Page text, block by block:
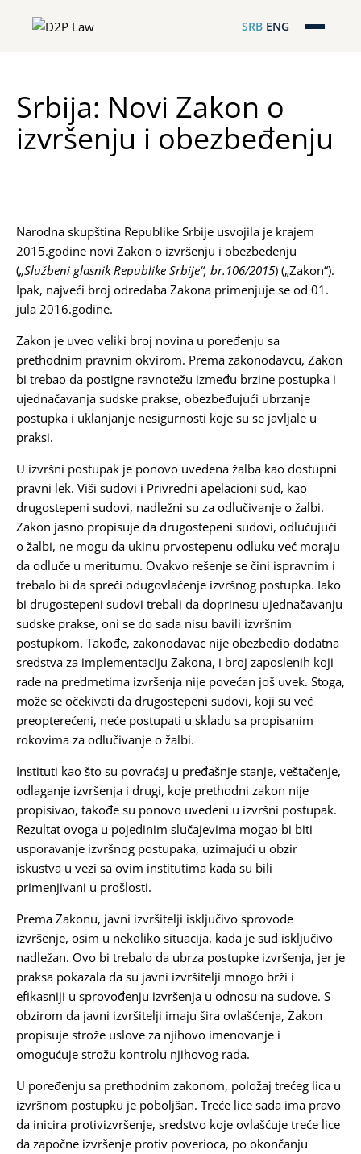
SRB ENG
Naša stručnost
Regionalna pokrivenost
D2P Novosti
O nama
Pro Bono
ESG
Karijera
Kontakt
Srbija: Novi Zakon o
izvršenju i obezbeđenju
Narodna skupština Republike Srbije usvojila je krajem
2015.godine novi Zakon o izvršenju i obezbeđenju
(„Službeni glasnik Republike Srbije“, br.106/2015) („Zakon“).
Ipak, najveći broj odredaba Zakona primenjuje se od 01.
jula 2016.godine.
Zakon je uveo veliki broj novina u poređenju sa
prethodnim pravnim okvirom. Prema zakonodavcu, Zakon
bi trebao da postigne ravnotežu između brzine postupka i
ujednačavanja sudske prakse, obezbeđujući ubrzanje
postupka i uklanjanje nesigurnosti koje su se javljale u
praksi.
U izvršni postupak je ponovo uvedena žalba kao dostupni
pravni lek. Viši sudovi i Privredni apelacioni sud, kao
drugostepeni sudovi, nadležni su za odlučivanje o žalbi.
Zakon jasno propisuje da drugostepeni sudovi, odlučujući
o žalbi, ne mogu da ukinu prvostepenu odluku već moraju
da odluče u meritumu. Ovakvo rešenje se čini ispravnim i
trebalo bi da spreči odugovlačenje izvršnog postupka. Iako
bi drugostepeni sudovi trebali da doprinesu ujednačavanju
sudske prakse, oni se do sada nisu bavili izvršnim
postupkom. Takođe, zakonodavac nije obezbedio dodatna
sredstva za implementaciju Zakona, i broj zaposlenih koji
rade na predmetima izvršenja nije povećan još uvek. Stoga,
može se očekivati da drugostepeni sudovi, koji su već
preopterećeni, neće postupati u skladu sa propisanim
rokovima za odlučivanje o žalbi.
Instituti kao što su povraćaj u pređašnje stanje, veštačenje,
odlaganje izvršenja i drugi, koje prethodni zakon nije
propisivao, takođe su ponovo uvedeni u izvršni postupak.
Rezultat ovoga u pojedinim slučajevima mogao bi biti
usporavanje izvršnog postupaka, uzimajući u obzir
iskustva u vezi sa ovim institutima kada su bili
primenjivani u prošlosti.
Prema Zakonu, javni izvršitelji isključivo sprovode
izvršenje, osim u nekoliko situacija, kada je sud isključivo
nadležan. Ovo bi trebalo da ubrza postupke izvršenja, jer je
praksa pokazala da su javni izvršitelji mnogo brži i
efikasniji u sprovođenju izvršenja u odnosu na sudove. S
obzirom da javni izvršitelji imaju šira ovlašćenja, Zakon
propisuje strože uslove za njihovo imenovanje i
omogućuje strožu kontrolu njihovog rada.
U poređenju sa prethodnim zakonom, položaj trećeg lica u
izvršnom postupku je poboljšan. Treće lice sada ima pravo
da inicira protivizvršenje, sredstvo koje ovlašćuje treće lice
da započne izvršenje protiv poverioca, po okončanju